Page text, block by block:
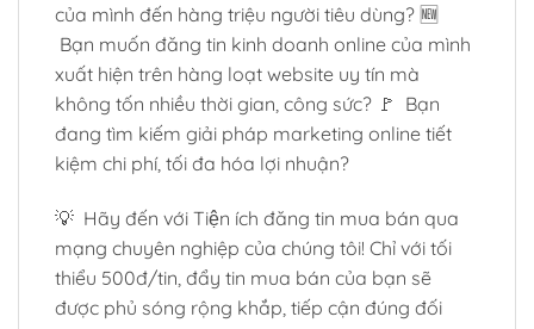
của mình đến hàng triệu người tiêu dùng? 🆕
Bạn muốn đăng tin kinh doanh online của mình
xuất hiện trên hàng loạt website uy tín mà
không tốn nhiều thời gian, công sức? 🚩 Bạn
đang tìm kiếm giải pháp marketing online tiết
kiệm chi phí, tối đa hóa lợi nhuận?
💡 Hãy đến với Tiện ích đăng tin mua bán qua
mạng chuyên nghiệp của chúng tôi! Chỉ với tối
thiểu 500đ/tin, đẩy tin mua bán của bạn sẽ
được phủ sóng rộng khắp, tiếp cận đúng đối